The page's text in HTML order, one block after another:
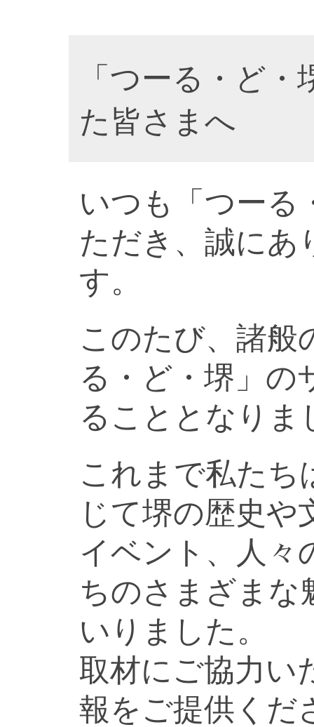
「つーる・ど
た皆さまへ
いつも「つーる
ただき、誠にあ
す。
このたび、諸般
る・ど・堺」の
ることとなりま
これまで私たち
じて堺の歴史や
イベント、人々
ちのさまざまな
いりました。
取材にご協力い
報をご提供くだ